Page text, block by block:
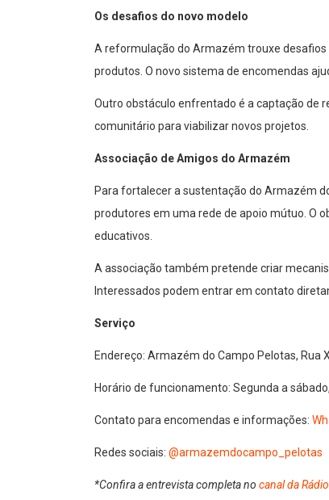
Os desafios do novo modelo
A reformulação do Armazém trouxe desafios
produtos. O novo sistema de encomendas
Outro obstáculo enfrentado é a captação de
comunitário para viabilizar novos projetos.
Associação de Amigos do Armazém
Para fortalecer a sustentação do Armazém
produtores em uma rede de apoio mútuo. O
educativos.
A associação também pretende criar
Interessados podem entrar em contato
Serviço
Endereço: Armazém do Campo Pelotas, Rua
Horário de funcionamento: Segunda a
Contato para encomendas e informações:
Redes sociais: @armazemdocampo_pelotas
*Confira a entrevista completa no canal da